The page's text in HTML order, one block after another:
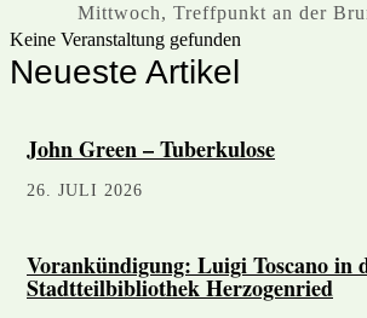
Mittwoch, Treffpunkt an der
Keine Veranstaltung gefunden
Neueste Artikel
John Green – Tuberkulose
26. JULI 2026
Vorankündigung: Luigi Toscano in
Stadtteilbibliothek Herzogenried